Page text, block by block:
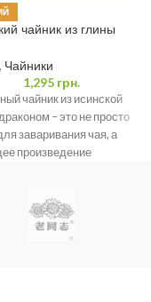
чайник из глины
, Чайники
1,295 грн.
чайник из исинской
– это не просто
заваривания чая, а
произведение
Он